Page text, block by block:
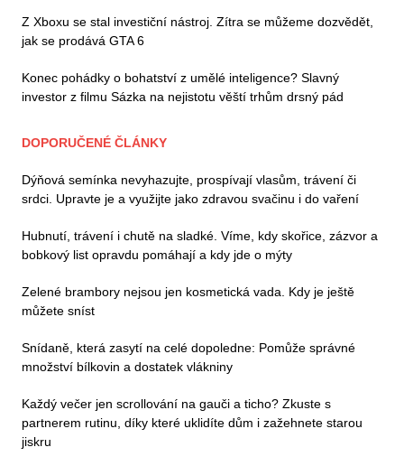
Z Xboxu se stal investiční nástroj. Zítra se můžeme dozvědět,
jak se prodává GTA 6
Konec pohádky o bohatství z umělé inteligence? Slavný
investor z filmu Sázka na nejistotu věští trhům drsný pád
DOPORUČENÉ ČLÁNKY
Dýňová semínka nevyhazujte, prospívají vlasům, trávení či
srdci. Upravte je a využijte jako zdravou svačinu i do vaření
Hubnutí, trávení i chutě na sladké. Víme, kdy skořice, zázvor a
bobkový list opravdu pomáhají a kdy jde o mýty
Zelené brambory nejsou jen kosmetická vada. Kdy je ještě
můžete sníst
Snídaně, která zasytí na celé dopoledne: Pomůže správné
množství bílkovin a dostatek vlákniny
Každý večer jen scrollování na gauči a ticho? Zkuste s
partnerem rutinu, díky které uklidíte dům i zažehnete starou
jiskru